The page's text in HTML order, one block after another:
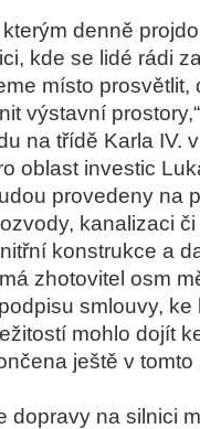
denně
kde se lidé rádi
místo prosvětlit,
výstavní
na třídě Karla IV.
oblast investic
provedeny na
kanalizaci
konstrukce a
zhotovitel osm
smlouvy, ke
mohlo dojít
ještě v tomto
dopravy na silnici